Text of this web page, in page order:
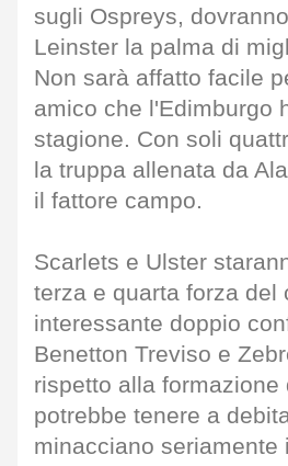
sugli Ospreys,
Leinster la palma di
Non sarà affatto facile
amico che l'Edimburgo
stagione. Con soli
la truppa allenata da
il fattore campo.
Scarlets e Ulster
terza e quarta forza del
interessante doppio
Benetton Treviso e
rispetto alla
potrebbe tenere a
minacciano seriamente